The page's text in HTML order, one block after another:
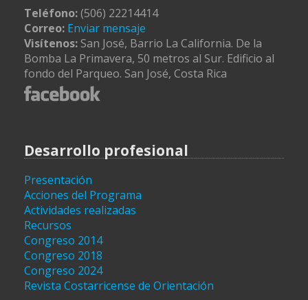
Teléfono:(506) 22214414
Correo: Enviar mensaje
Visítenos: San José, Barrio La California. De la
Bomba La Primavera, 50 metros al Sur. Edificio al
fondo del Parqueo. San José, Costa Rica
Desarrollo profesional
Presentación
Acciones del Programa
Actividades realizadas
Recursos
Congreso 2014
Congreso 2018
Congreso 2024
Revista Costarricense de Orientación